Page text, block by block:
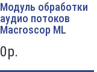
Модуль обработки
аудио потоков
Macroscop ML
0р.